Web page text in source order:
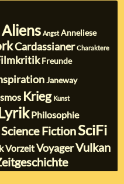
Aliens Angst Anneliese
Cardassianer Charaktere
Freunde
Janeway
Krieg Kunst
Philosophie
Science FictionSciFi
VorzeitVoyagerVulkan